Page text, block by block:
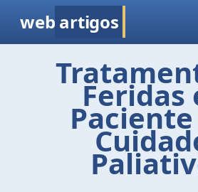
web artigos
Feridas